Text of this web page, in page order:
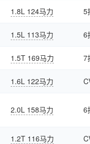
1.8L 124马力 5
1.5L 113马力 6
1.5T 169马力 7
1.6L 122马力
2.0L 158马力 6
1.2T 116马力